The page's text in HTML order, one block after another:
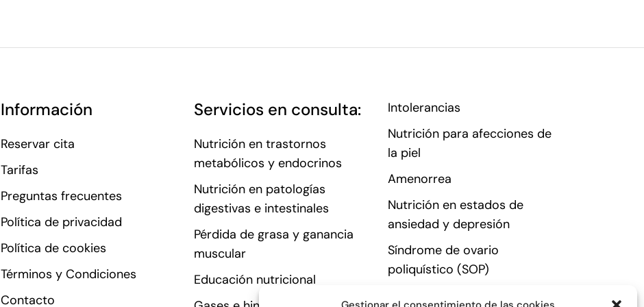
Información
Reservar cita
Tarifas
Preguntas frecuentes
Política de privacidad
Política de cookies
Términos y Condiciones
Contacto
Servicios en consulta:
Nutrición en trastornos
metabólicos y endocrinos
Nutrición en patologías
digestivas e intestinales
Pérdida de grasa y ganancia
muscular
Educación nutricional
Intolerancias
Nutrición para afecciones de
la piel
Amenorrea
Nutrición en estados de
ansiedad y depresión
Síndrome de ovario
poliquístico (SOP)